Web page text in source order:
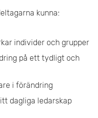
kunna:
individer och grupper
på ett tydligt och
i förändring
dagliga ledarskap